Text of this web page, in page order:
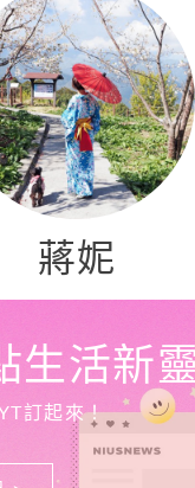
蔣妮
生活新
訂起來！